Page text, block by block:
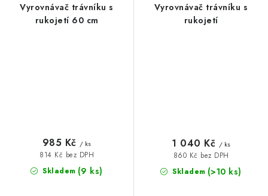
Vyrovnávač trávníku s
rukojetí 60 cm
Skladem (9 ks)
814 Kč bez DPH
985 Kč / ks
Vyrovnávač trávníku s
rukojetí
Skladem (>10 ks)
860 Kč bez DPH
1 040 Kč / ks